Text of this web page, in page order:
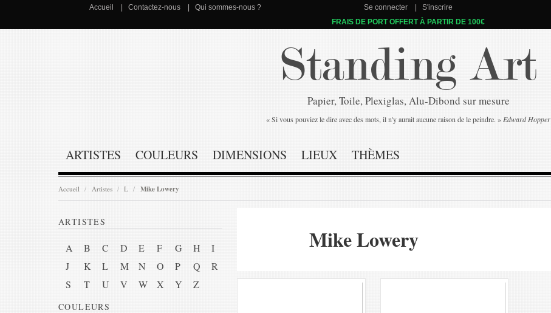
Accueil Contactez-nous Qui sommes-nous ? Se connecter S'inscrire
FRAIS DE PORT OFFERT À PARTIR DE 100€
Standing Art
Papier, Toile, Plexiglas, Alu-Dibond sur mesure
« Si vous pouviez le dire avec des mots, il n'y aurait aucune raison de le peindre. » Edward Hopper
ARTISTES COULEURS DIMENSIONS LIEUX THÈMES
Accueil Artistes L Mike Lowery
ARTISTES
A B C D E F G H
I
J
K L M N O P Q
R
S
T U V W X Y Z
COULEURS
Mike Lowery